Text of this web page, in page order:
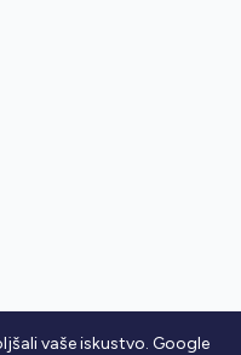
vaše iskustvo. Google